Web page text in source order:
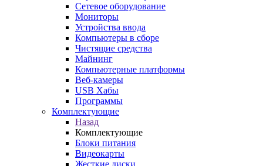
Сетевое оборудование
Мониторы
Устройства ввода
Компьютеры в сборе
Чистящие средства
Майнинг
Компьютерные платформы
Веб-камеры
USB Хабы
Программы
Комплектующие
Назад
Комплектующие
Блоки питания
Видеокарты
Жесткие диски